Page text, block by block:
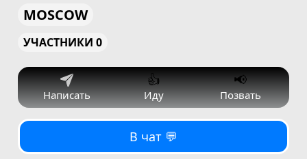
MOSCOW
УЧАСТНИКИ 0
Написать
👍
Иду
📢
Позвать
В чат 💬